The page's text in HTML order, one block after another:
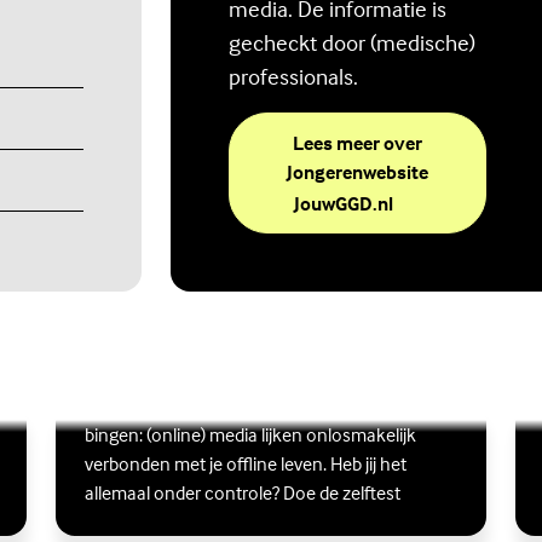
media. De informatie is
gecheckt door (medische)
professionals.
Lees meer over
Jongerenwebsite
JouwGGD.nl(Externe link)
bingen: (online) media lijken onlosmakelijk
verbonden met je offline leven. Heb jij het
allemaal onder controle? Doe de zelftest
Lees meer over Ben jij digitaal in balans?
(Externe link)